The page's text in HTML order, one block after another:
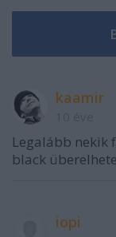
kaamir
Legalább nekik
black
iopi